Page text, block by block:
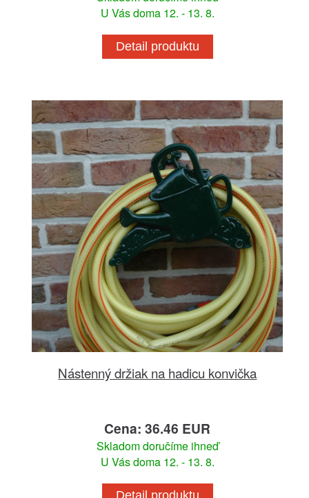
U Vás doma 12. - 13. 8.
Detail produktu
Nástenný držiak na hadicu konvička
Cena: 36.46 EUR
Skladom doručíme ihneď
U Vás doma 12. - 13. 8.